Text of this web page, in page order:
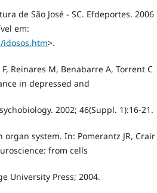
de São José - SC. Efdeportes. 2006
em:
idosos.htm>.
Reinares M, Benabarre A, Torrent C
in depressed and
2002; 46(Suppl. 1):16-21.
organ system. In: Pomerantz JR, Crair
from cells
University Press; 2004.